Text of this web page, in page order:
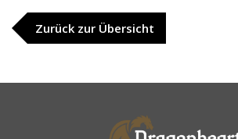
Zurück zur Übersicht